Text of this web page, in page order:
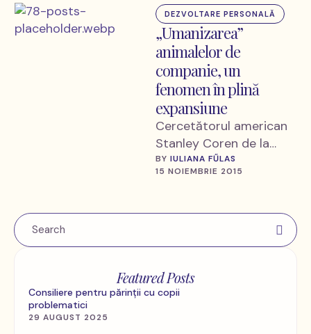
DEZVOLTARE PERSONALĂ
„Umanizarea”
animalelor de
companie, un
fenomen în plină
expansiune
Cercetătorul american
Stanley Coren de la
Universitatea British
Columbia a evaluat că la
525 …
BY IULIANA FŰLAS
15 NOIEMBRIE 2015
Featured Posts
Consiliere pentru părinții cu copii
problematici
29 AUGUST 2025